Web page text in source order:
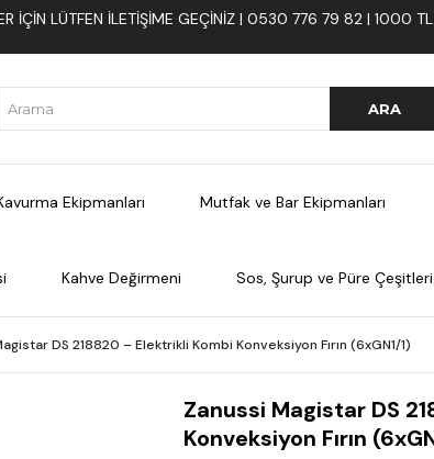
İÇIN LÜTFEN ILETIŞIME GEÇINIZ | 0530 776 79 82 | 1000 TL
Ekipmanları Mutfak ve Bar Ekipmanları
Kahve Değirmeni Sos, Şurup ve Püre Çeşitleri
DS 218820 – Elektrikli Kombi Konveksiyon Fırın (6xGN1/1)
Zanussi Magistar DS
Konveksiyon Fırın